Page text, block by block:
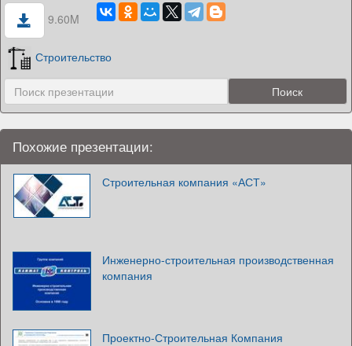
9.60M
Строительство
Похожие презентации:
Строительная компания «АСТ»
Инженерно-строительная производственная
компания
Проектно-Строительная Компания